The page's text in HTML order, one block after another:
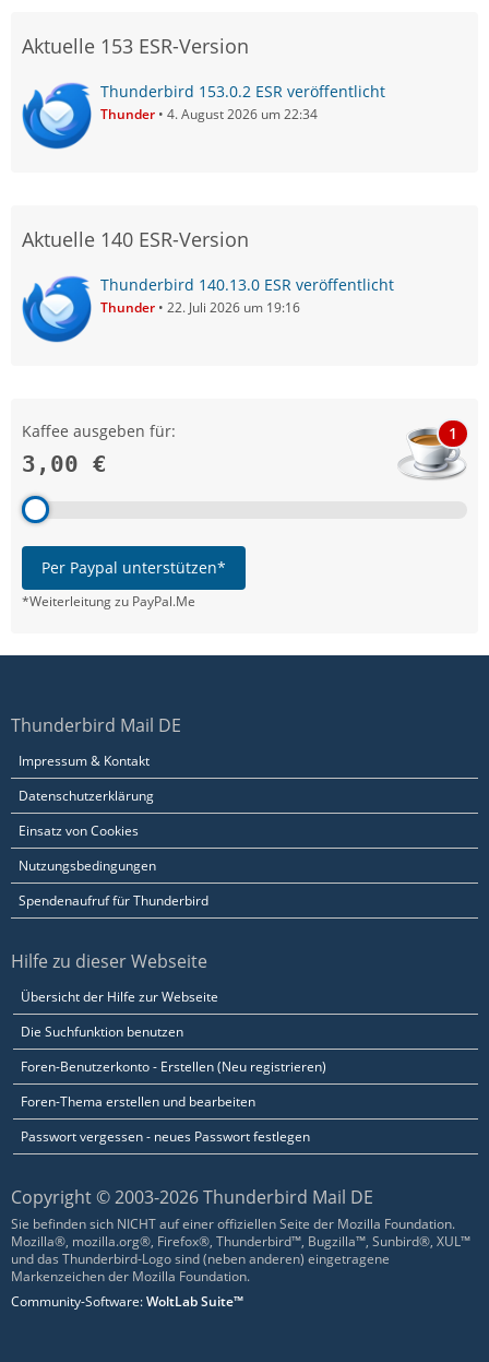
Aktuelle 153 ESR-Version
Thunderbird 153.0.2 ESR veröffentlicht
Thunder 4. August 2026 um 22:34
Aktuelle 140 ESR-Version
Thunderbird 140.13.0 ESR veröffentlicht
Thunder 22. Juli 2026 um 19:16
Kaffee ausgeben für:
3,00 €
1
Per Paypal unterstützen*
*Weiterleitung zu PayPal.Me
Thunderbird Mail DE
Impressum & Kontakt
Datenschutzerklärung
Einsatz von Cookies
Nutzungsbedingungen
Spendenaufruf für Thunderbird
Hilfe zu dieser Webseite
Übersicht der Hilfe zur Webseite
Die Suchfunktion benutzen
Foren-Benutzerkonto - Erstellen (Neu registrieren)
Foren-Thema erstellen und bearbeiten
Passwort vergessen - neues Passwort festlegen
Copyright © 2003-2026 Thunderbird Mail DE
Sie befinden sich NICHT auf einer offiziellen Seite der Mozilla Foundation.
Mozilla®, mozilla.org®, Firefox®, Thunderbird™, Bugzilla™, Sunbird®, XUL™
und das Thunderbird-Logo sind (neben anderen) eingetragene
Markenzeichen der Mozilla Foundation.
Community-Software:WoltLab Suite™